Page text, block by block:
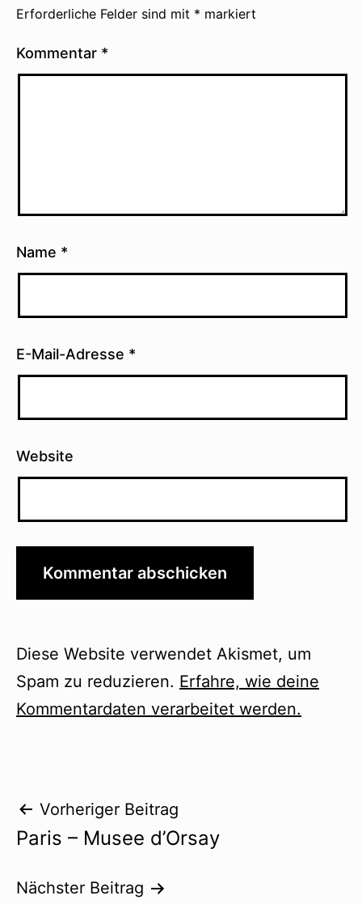
Erforderliche Felder sind mit * markiert
Kommentar *
Name *
E-Mail-Adresse *
Website
Diese Website verwendet Akismet, um
Spam zu reduzieren. Erfahre, wie deine
Kommentardaten verarbeitet werden.
Beitragsnavigation
Vorheriger Beitrag
Paris – Musee d’Orsay
Nächster Beitrag